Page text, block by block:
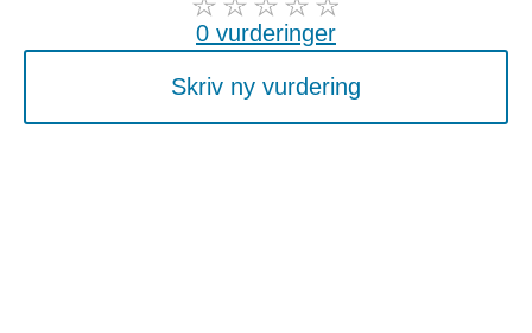
0 vurderinger
Skriv ny vurdering